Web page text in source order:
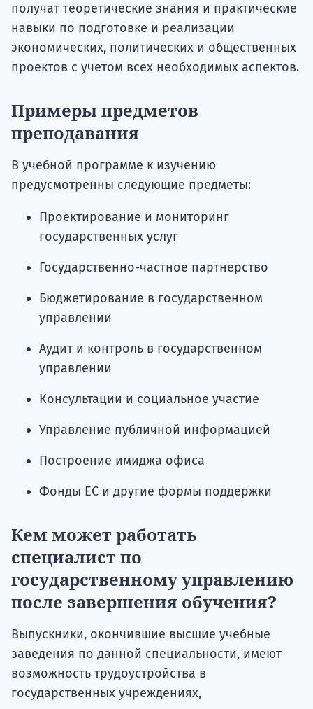
получат теоретические знания и практические
навыки по подготовке и реализации
экономических, политических и общественных
проектов с учетом всех необходимых аспектов.
Примеры предметов
преподавания
В учебной программе к изучению
предусмотренны следующие предметы:
Проектирование и мониторинг
государственных услуг
Государственно-частное партнерство
Бюджетирование в государственном
управлении
Аудит и контроль в государственном
управлении
Консультации и социальное участие
Управление публичной информацией
Построение имиджа офиса
Фонды ЕС и другие формы поддержки
Кем может работать
специалист по
государственному управлению
после завершения обучения?
Выпускники, окончившие высшие учебные
заведения по данной специальности, имеют
возможность трудоустройства в
государственных учреждениях,